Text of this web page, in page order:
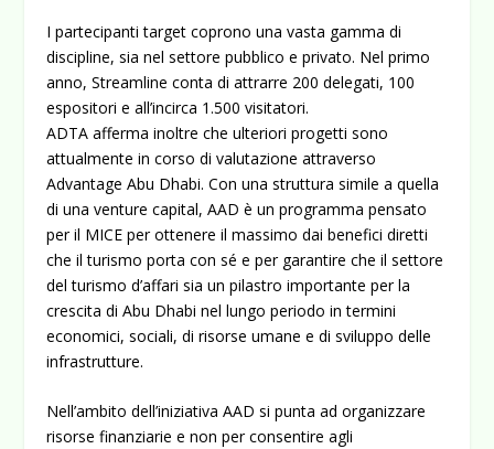
I partecipanti target coprono una vasta gamma di
discipline, sia nel settore pubblico e privato. Nel primo
anno, Streamline conta di attrarre 200 delegati, 100
espositori e all’incirca 1.500 visitatori.
ADTA afferma inoltre che ulteriori progetti sono
attualmente in corso di valutazione attraverso
Advantage Abu Dhabi. Con una struttura simile a quella
di una venture capital, AAD è un programma pensato
per il MICE per ottenere il massimo dai benefici diretti
che il turismo porta con sé e per garantire che il settore
del turismo d’affari sia un pilastro importante per la
crescita di Abu Dhabi nel lungo periodo in termini
economici, sociali, di risorse umane e di sviluppo delle
infrastrutture.
Nell’ambito dell’iniziativa AAD si punta ad organizzare
risorse finanziarie e non per consentire agli